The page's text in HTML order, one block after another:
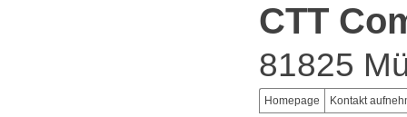
CTT
81825
Homepage Kontakt